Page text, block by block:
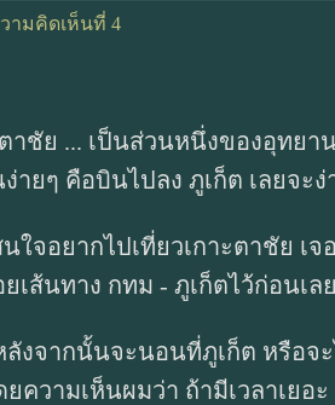
ามคิดเห็นที่ 4
ตาชัย ... เป็นส่วนหนึ่งของอุทย
ายๆ คือบินไปลง ภูเก็ต เลยจะ
ใจอยากไปเที่ยวเกาะตาชัย เ
เส้นทาง กทม - ภูเก็ตไว้ก่อนเล
ลังจากนั้นจะนอนที่ภูเก็ต หรือจ
ความเห็นผมว่า ถ้ามีเวลาเยอ